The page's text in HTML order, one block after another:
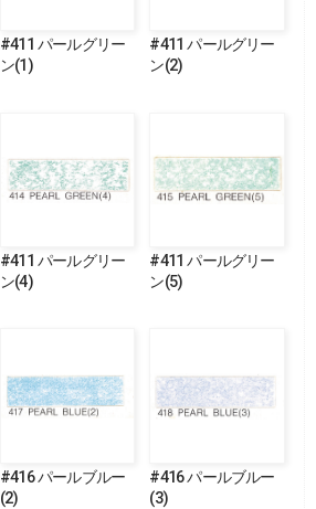
#411 パールグリー
ン(1)
#411 パールグリー
ン(2)
#411 パールグリー
ン(4)
#411 パールグリー
ン(5)
#416 パールブルー
(2)
#416 パールブルー
(3)